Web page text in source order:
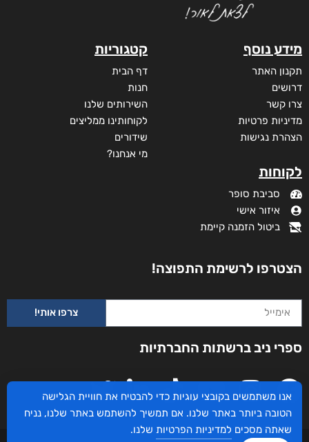
מידע נוסף
תקנון האתר
דרושים
צרו קשר
מדיניות פרטיות
הצהרת נגישות
לקוחות
סביבת סופר
איזור אישי
ביטול הזמנה קיימת
קטגוריות
דף הבית
חנות
השירותים שלנו
לקוחותינו ממליצים
שידורים
מי אנחנו?
הצטרפו לרשימת התפוצה!
צרפו אותי!
ספרי ניב ברשתות החברתיות
אנו משתמשים בקובצי עוגיות כדי להבטיח את חוויית הגלישה
הטובה ביותר באתר שלנו. אם תמשיך להשתמש באתר שלנו, נניח
שאתה מסכים למדיניות הפרטיות שלנו.